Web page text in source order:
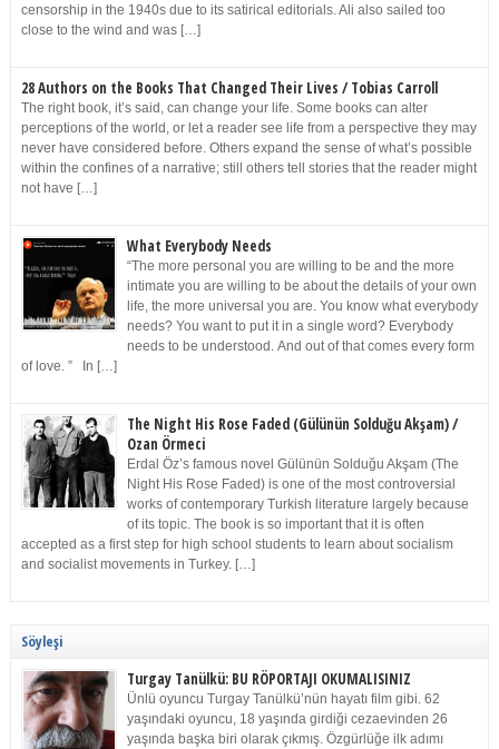
censorship in the 1940s due to its satirical editorials. Ali also sailed too
close to the wind and was […]
28 Authors on the Books That Changed Their Lives / Tobias Carroll
The right book, it’s said, can change your life. Some books can alter
perceptions of the world, or let a reader see life from a perspective they may
never have considered before. Others expand the sense of what’s possible
within the confines of a narrative; still others tell stories that the reader might
not have […]
What Everybody Needs
“The more personal you are willing to be and the more
intimate you are willing to be about the details of your own
life, the more universal you are. You know what everybody
needs? You want to put it in a single word? Everybody
needs to be understood. And out of that comes every form
of love. ” In […]
The Night His Rose Faded (Gülünün Solduğu Akşam) /
Ozan Örmeci
Erdal Öz’s famous novel Gülünün Solduğu Akşam (The
Night His Rose Faded) is one of the most controversial
works of contemporary Turkish literature largely because
of its topic. The book is so important that it is often
accepted as a first step for high school students to learn about socialism
and socialist movements in Turkey. […]
Söyleşi
Turgay Tanülkü: BU RÖPORTAJI OKUMALISINIZ
Ünlü oyuncu Turgay Tanülkü’nün hayatı film gibi. 62
yaşındaki oyuncu, 18 yaşında girdiği cezaevinden 26
yaşında başka biri olarak çıkmış. Özgürlüğe ilk adımı